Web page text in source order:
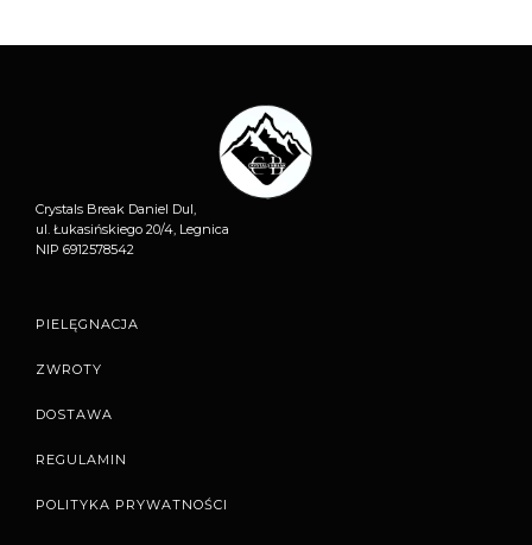
Crystals Break Daniel Dul,
ul. Łukasińskiego 20/4, Legnica
NIP 6912578542
PIELĘGNACJA
ZWROTY
DOSTAWA
REGULAMIN
POLITYKA PRYWATNOŚCI